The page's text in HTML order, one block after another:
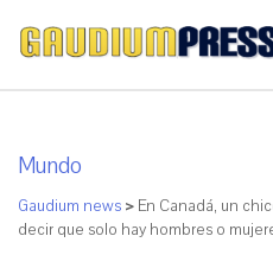
Mundo
Gaudium news > En Canadá, un
decir que solo hay hombres o